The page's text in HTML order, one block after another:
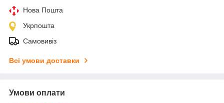
Нова Пошта
Укрпошта
Самовивіз
Всі умови доставки
Умови оплати